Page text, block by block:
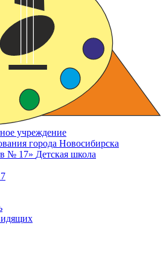
учреждение
города Новосибирска
№ 17» Детская школа